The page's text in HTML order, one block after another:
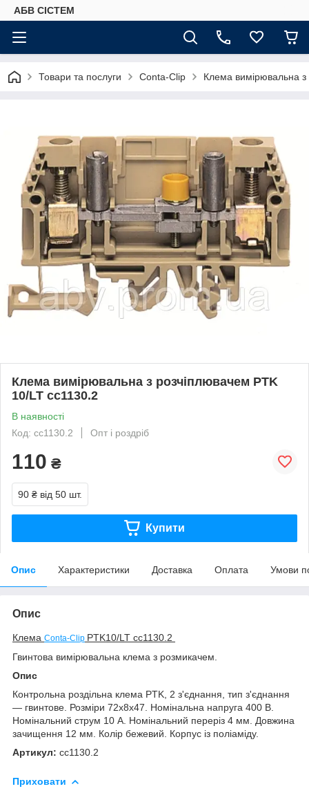
АБВ СІСТЕМ
Товари та послуги Conta-Clip Клемa вимірювальна
Клемa вимірювальна з розчіплювачем РTK
10/LT cc1130.2
В наявності
Код: cc1130.2
Опт і роздріб
110 ₴
90 ₴ від 50 шт.
Купити
Опис Характеристики Доставка Оплата Умови
Опис
Клема Conta-Clip РTK​10/LT сс1130.2
Гвинтова вимірювальна клема з розмикачем.
Опис
Контрольна роздільна клема РTK, 2 з'єднання, тип з'єднання
— гвинтове. Розміри 72х8х47. Номінальна напруга 400 В.
Номінальний струм 10 А. Номінальний переріз 4 мм. Довжина
зачищення 12 мм. Колір бежевий. Корпус із поліаміду.
Артикул: cc1130.2
Приховати